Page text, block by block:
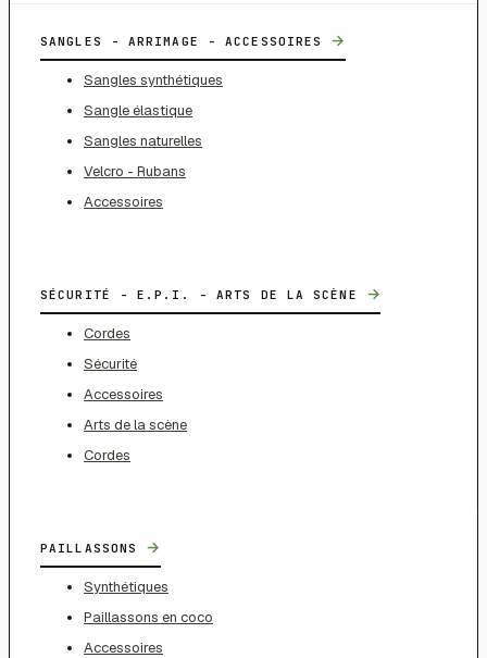
SANGLES - ARRIMAGE - ACCESSOIRES →
Sangles synthétiques
Sangle élastique
Sangles naturelles
Velcro - Rubans
Accessoires
SÉCURITÉ - E.P.I. - ARTS DE LA SCÈNE →
Cordes
Sécurité
Accessoires
Arts de la scène
Cordes
PAILLASSONS →
Synthétiques
Paillassons en coco
Accessoires